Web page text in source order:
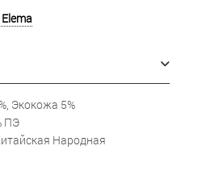
Экокожа 5%
ПЭ
Народная